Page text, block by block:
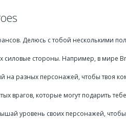
Делюсь с тобой несколькими
силовые стороны. Например, в мире
на разных персонажей, чтобы твоя
врагов, которые могут подарить
уровень своих персонажей,